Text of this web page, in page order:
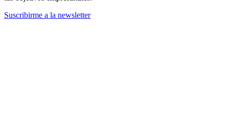
Suscribirme a la newsletter